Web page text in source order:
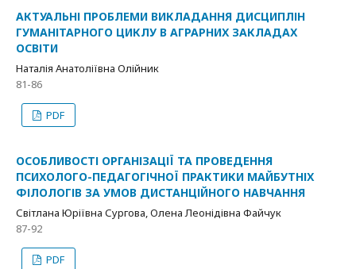
АКТУАЛЬНІ ПРОБЛЕМИ ВИКЛАДАННЯ ДИСЦИПЛІН
ГУМАНІТАРНОГО ЦИКЛУ В АГРАРНИХ ЗАКЛАДАХ
ОСВІТИ
Наталія Анатоліївна Олійник
81-86
PDF
ОСОБЛИВОСТІ ОРГАНІЗАЦІЇ ТА ПРОВЕДЕННЯ
ПСИХОЛОГО-ПЕДАГОГІЧНОЇ ПРАКТИКИ МАЙБУТНІХ
ФІЛОЛОГІВ ЗА УМОВ ДИСТАНЦІЙНОГО НАВЧАННЯ
Світлана Юріївна Сургова, Олена Леонідівна Файчук
87-92
PDF